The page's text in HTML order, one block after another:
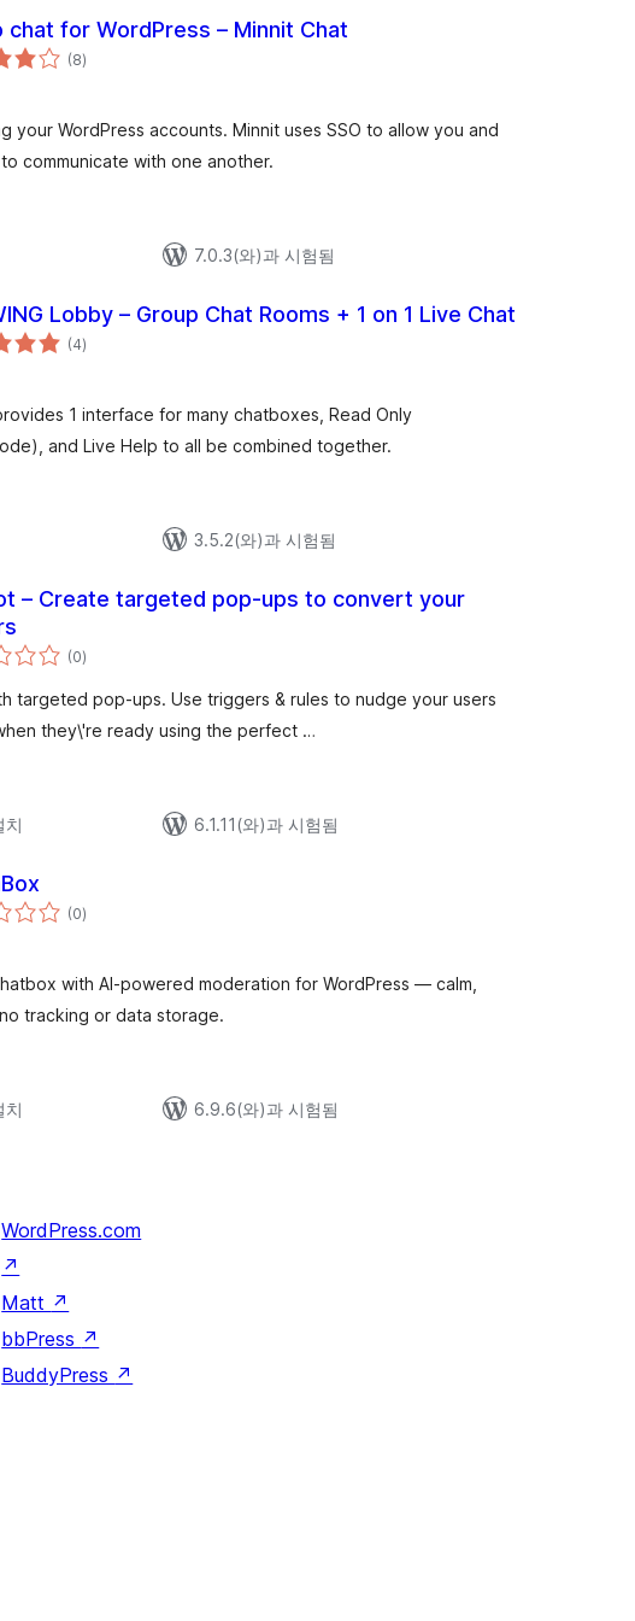
chat for WordPress – Minnit Chat
(8전
체)
your WordPress accounts. Minnit uses SSO to allow you and
communicate with one another.
7.0.3(와)과 시험됨
Lobby – Group Chat Rooms + 1 on 1 Live Chat
(4전
체)
1 interface for many chatboxes, Read Only
and Live Help to all be combined together.
3.5.2(와)과 시험됨
– Create targeted pop-ups to convert your
(0전
체
점
)
targeted pop-ups. Use triggers & rules to nudge your users
they\'re ready using the perfect …
치
6.1.11(와)과 시험됨
(0전
체)
with AI-powered moderation for WordPress — calm,
tracking or data storage.
치
6.9.6(와)과 시험됨
WordPress.com
↗
Matt ↗
bbPress ↗
BuddyPress ↗